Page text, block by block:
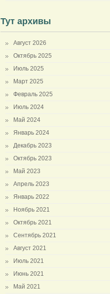
Тут архивы
Август 2026
Октябрь 2025
Июль 2025
Март 2025
Февраль 2025
Июль 2024
Май 2024
Январь 2024
Декабрь 2023
Октябрь 2023
Май 2023
Апрель 2023
Январь 2022
Ноябрь 2021
Октябрь 2021
Сентябрь 2021
Август 2021
Июль 2021
Июнь 2021
Май 2021